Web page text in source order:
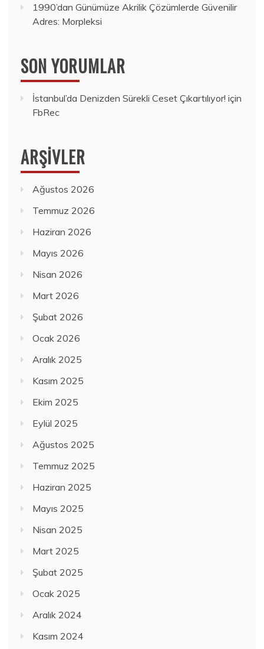
1990’dan Günümüze Akrilik Çözümlerde Güvenilir
Adres: Morpleksi
SON YORUMLAR
İstanbul’da Denizden Sürekli Ceset Çıkartılıyor! için
FbRec
ARŞIVLER
Ağustos 2026
Temmuz 2026
Haziran 2026
Mayıs 2026
Nisan 2026
Mart 2026
Şubat 2026
Ocak 2026
Aralık 2025
Kasım 2025
Ekim 2025
Eylül 2025
Ağustos 2025
Temmuz 2025
Haziran 2025
Mayıs 2025
Nisan 2025
Mart 2025
Şubat 2025
Ocak 2025
Aralık 2024
Kasım 2024